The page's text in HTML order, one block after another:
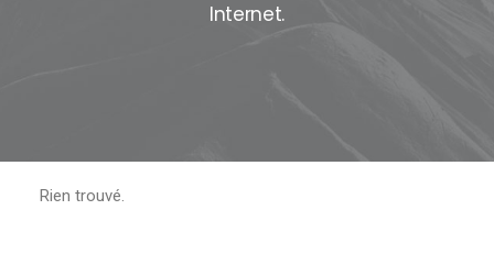
RECHERCHE
Internet.
Rien trouvé.